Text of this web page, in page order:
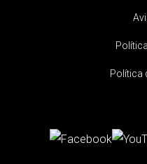
Política